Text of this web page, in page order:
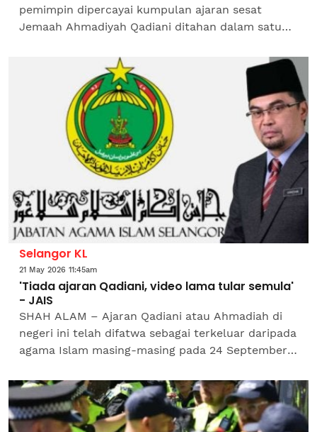
pemimpin dipercayai kumpulan ajaran sesat
Jemaah Ahmadiyah Qadiani ditahan dalam satu
pada Sabtu.Operasi yang...
Selangor KL
21 May 2026 11:45am
'Tiada ajaran Qadiani, video lama tular semula'
- JAIS
SHAH ALAM – Ajaran Qadiani atau Ahmadiah di
negeri ini telah difatwa sebagai terkeluar daripada
agama Islam masing-masing pada 24 September
Islam...